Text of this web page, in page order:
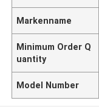
Markenname
Minimum Order Q
uantity
Model Number